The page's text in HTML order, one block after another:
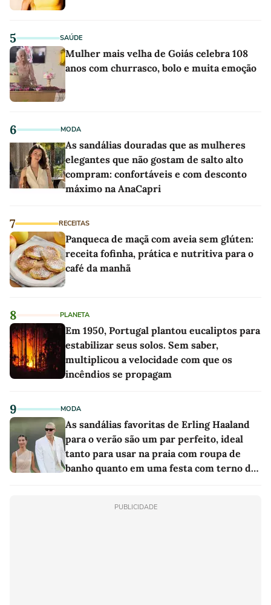
5 SAÚDE
Mulher mais velha de Goiás celebra 108
anos com churrasco, bolo e muita emoção
6 MODA
As sandálias douradas que as mulheres
elegantes que não gostam de salto alto
compram: confortáveis e com desconto
máximo na AnaCapri
7 RECEITAS
Panqueca de maçã com aveia sem glúten:
receita fofinha, prática e nutritiva para o
café da manhã
8 PLANETA
Em 1950, Portugal plantou eucaliptos para
estabilizar seus solos. Sem saber,
multiplicou a velocidade com que os
incêndios se propagam
9 MODA
As sandálias favoritas de Erling Haaland
para o verão são um par perfeito, ideal
tanto para usar na praia com roupa de
banho quanto em uma festa com terno de
PUBLICIDADE